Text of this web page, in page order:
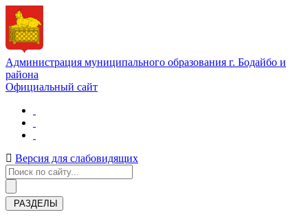
Администрация муниципального образования г. Бодайбо и
района
Официальный сайт
Версия для слабовидящих
РАЗДЕЛЫ